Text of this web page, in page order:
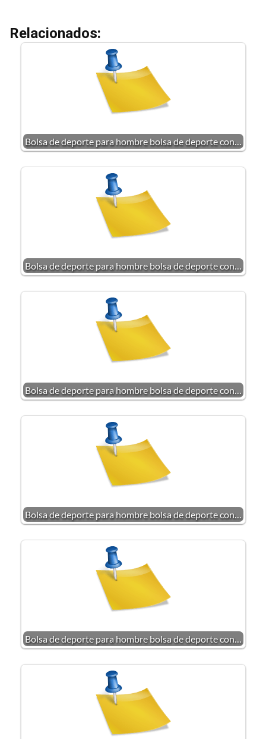
Relacionados:
Bolsa de deporte para hombre bolsa de deporte con…
Bolsa de deporte para hombre bolsa de deporte con…
Bolsa de deporte para hombre bolsa de deporte con…
Bolsa de deporte para hombre bolsa de deporte con…
Bolsa de deporte para hombre bolsa de deporte con…